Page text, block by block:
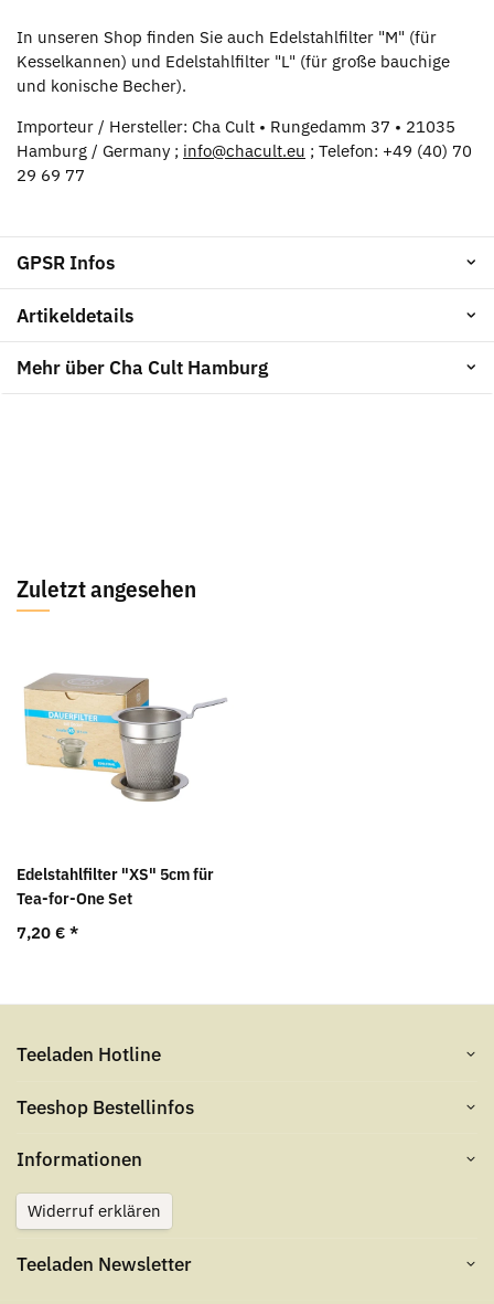
In unseren Shop finden Sie auch Edelstahlfilter "M" (für
Kesselkannen) und Edelstahlfilter "L" (für große bauchige
und konische Becher).
Importeur / Hersteller: Cha Cult • Rungedamm 37 • 21035
Hamburg / Germany ; info@chacult.eu ; Telefon: +49 (40) 70
29 69 77
GPSR Infos
Artikeldetails
Mehr über Cha Cult Hamburg
Zuletzt angesehen
Edelstahlfilter "XS" 5cm für
Tea-for-One Set
7,20 € *
Teeladen Hotline
Teeshop Bestellinfos
Informationen
Widerruf erklären
Teeladen Newsletter